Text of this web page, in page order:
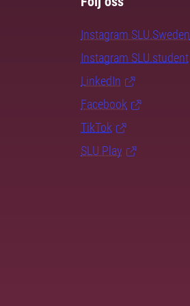
Instagram SLU.Sweden
Instagram SLU.student
LinkedIn
Facebook
TikTok
SLU Play